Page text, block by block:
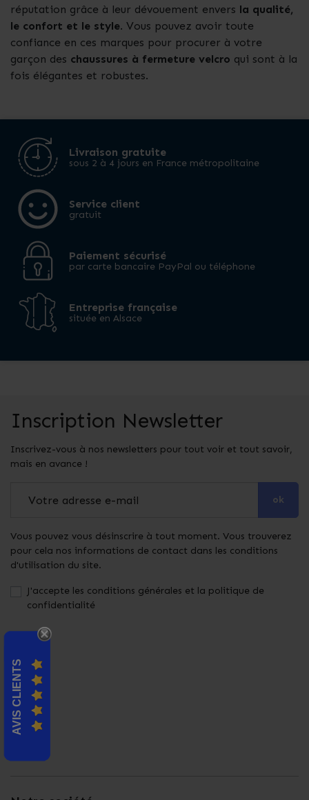
réputation grâce à leur dévouement envers la qualité,
le confort et le style. Vous pouvez avoir toute
confiance en ces marques pour procurer à votre
garçon des chaussures à fermeture velcro qui sont à la
fois élégantes et robustes.
Livraison gratuite
sous 2 à 4 jours en France métropolitaine
Service client
gratuit
Paiement sécurisé
par carte bancaire PayPal ou téléphone
Entreprise française
située en Alsace
Inscription Newsletter
Inscrivez-vous à nos newsletters pour tout voir et tout savoir,
mais en avance !
ok
Vous pouvez vous désinscrire à tout moment. Vous trouverez
pour cela nos informations de contact dans les conditions
d'utilisation du site.
J'accepte les conditions générales et la politique de
confidentialité
AVIS CLIENTS